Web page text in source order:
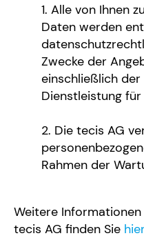
Alle von Ihnen
Daten werden
Zwecke der
einschließlich
Dienstleistung
Die tecis AG
Rahmen der
Weitere
tecis AG finden Sie hier